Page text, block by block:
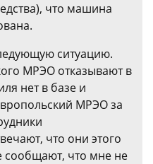
что машина
ситуацию.
МРЭО отказывают в
нет в базе и
МРЭО за
что они этого
сообщают, что мне не